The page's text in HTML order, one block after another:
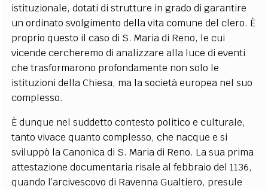
istituzionale, dotati di strutture in grado di garantire
un ordinato svolgimento della vita comune del clero. È
proprio questo il caso di S. Maria di Reno, le cui
vicende cercheremo di analizzare alla luce di eventi
che trasformarono profondamente non solo le
istituzioni della Chiesa, ma la società europea nel suo
complesso.
È dunque nel suddetto contesto politico e culturale,
tanto vivace quanto complesso, che nacque e si
sviluppò la Canonica di S. Maria di Reno. La sua prima
attestazione documentaria risale al febbraio del 1136,
quando l’arcivescovo di Ravenna Gualtiero, presule